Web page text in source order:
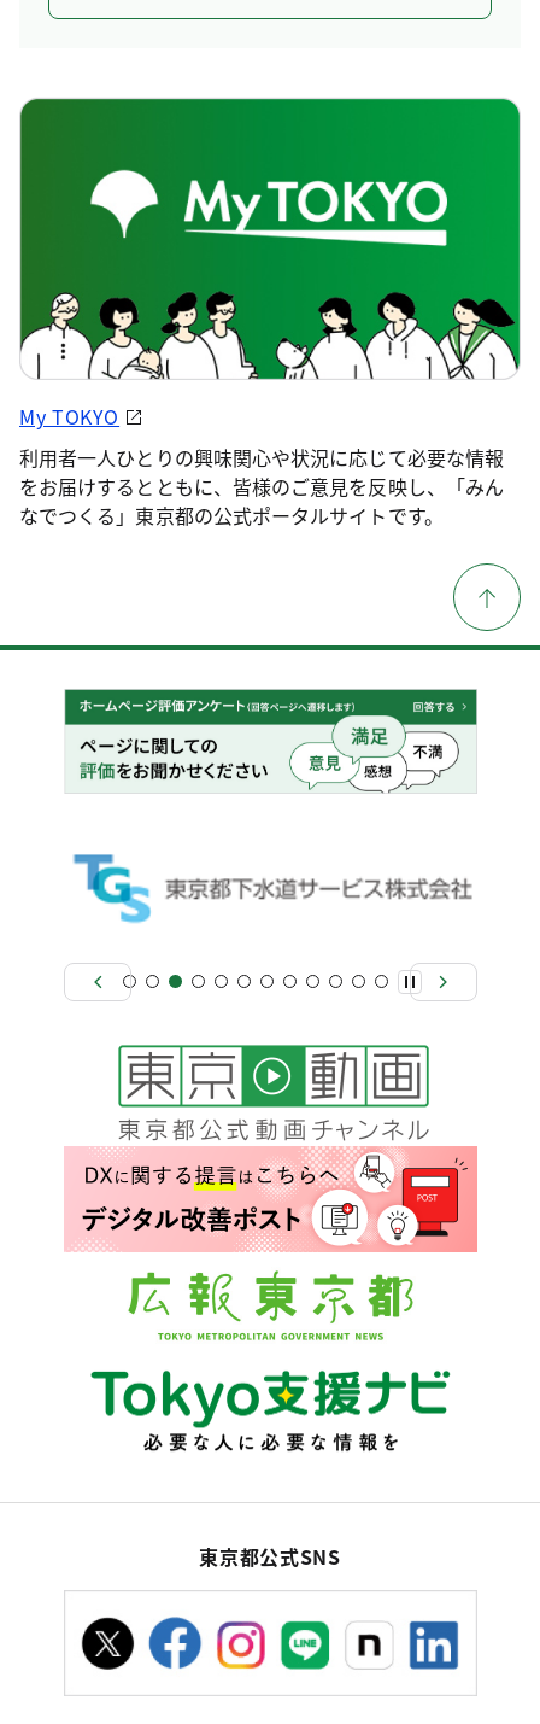
My TOKYO
利用者一人ひとりの興味関心や状況に応じて必要な情報
をお届けするとともに、皆様のご意見を反映し、「みん
なでつくる」東京都の公式ポータルサイトです。
東京都公式SNS